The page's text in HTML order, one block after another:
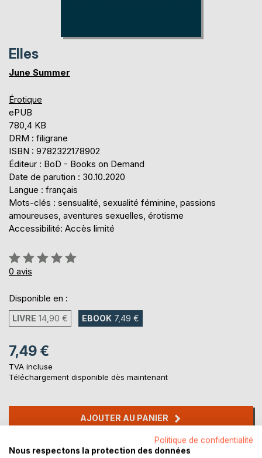
Elles
June Summer
Érotique
ePUB
780,4 KB
DRM : filigrane
ISBN : 9782322178902
Éditeur : BoD - Books on Demand
Date de parution : 30.10.2020
Langue : français
Mots-clés : sensualité, sexualité féminine, passions
amoureuses, aventures sexuelles, érotisme
Accessibilité: Accès limité
Évaluation:
0%
0 avis
Disponible en :
LIVRE 14,90 € EBOOK 7,49 €
7,49 €
TVA incluse
Téléchargement disponible dès maintenant
AJOUTER AU PANIER
Ajouter à ma liste d'envies
Politique de confidentialité
Nous respectons la protection des données